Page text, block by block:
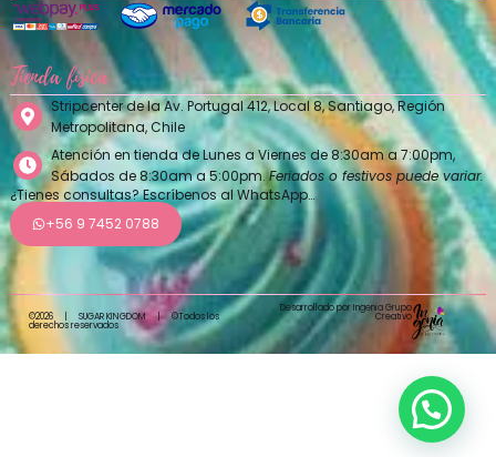
Tienda física
Stripcenter de la Av. Portugal 412, Local 8, Santiago, Región
Metropolitana, Chile
Atención en tienda de Lunes a Viernes de 8:30am a 7:00pm,
Sábados de 8:30am a 5:00pm.Feriados o festivos puede variar.
¿Tienes consultas? Escríbenos al WhatsApp…
+56 9 7452 0788
©2026 SUGAR KINGDOM | ©Todos los
derechos reservados
Desarrollado por Ingenia Grupo
Creativo